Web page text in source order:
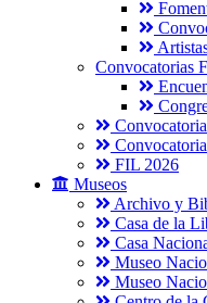
Convocatorias
FIL 2026
Museos
Archivo y
Casa de la
Casa
Museo
Museo